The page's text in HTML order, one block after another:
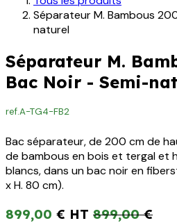
Séparateur M. Bambous
naturel
Séparateur M.
Bac Noir - Semi-
ref.A-TG4-FB2
Bac séparateur, de 200 cm de
de bambous en bois et tergal et
blancs, dans un bac noir en
x H. 80 cm).
899,00 € 899,00€